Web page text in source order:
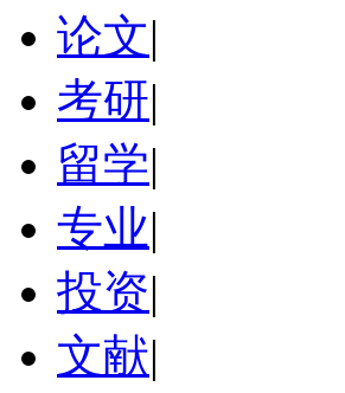
论文|
考研|
留学|
专业|
投资|
文献|